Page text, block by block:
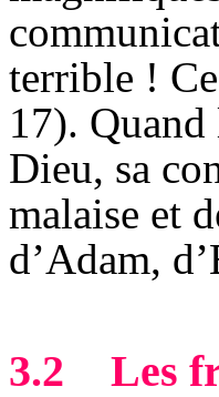
terrible !
17). Quand
Dieu, sa
malaise et
d’Adam,
3.2 Les